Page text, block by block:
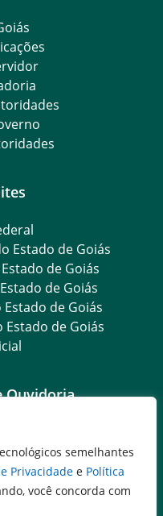
semelhantes
Privacidade e Política
você concorda com
Estado de Goiás
de Goiás
de Goiás
de Goiás
de Goiás
Ouvidoria
Goiás
ao Cidadão